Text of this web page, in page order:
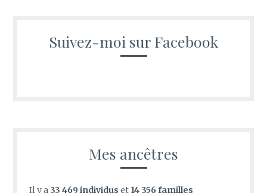
Suivez-moi sur Facebook
Mes ancêtres
Il y a 33 469 individus et 14 356 familles